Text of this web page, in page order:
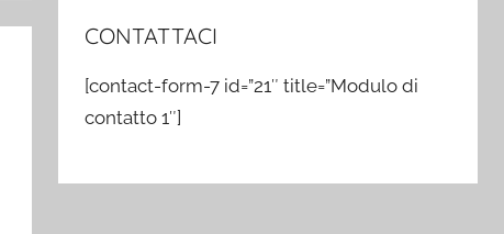
CONTATTACI
[contact-form-7 id=”21″ title=”Modulo di
contatto 1″]